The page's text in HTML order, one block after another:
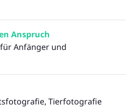
Anspruch
Anfänger und
Tierfotografie